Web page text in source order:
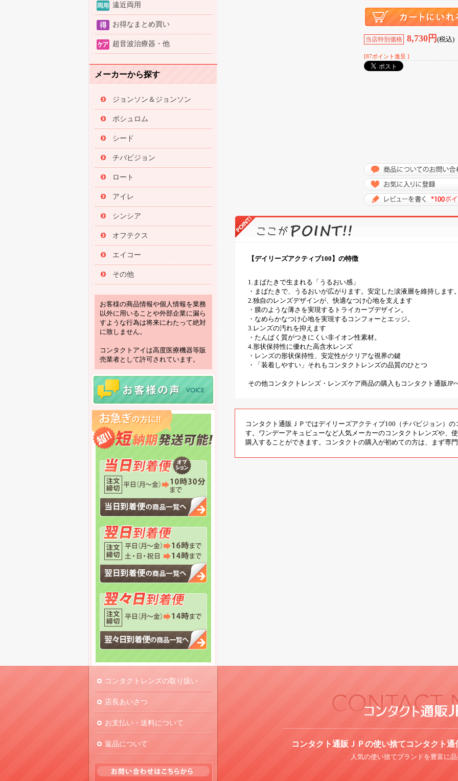
遠近両用
お得なまとめ買い
超音波治療器・他
メーカーから探す
ジョンソン＆ジョンソン
ボシュロム
シード
チバビジョン
ロート
アイレ
シンシア
オフテクス
エイコー
その他
お客様の商品情報や個人情報を業務
以外に用いることや外部企業に漏ら
すような行為は将来にわたって絶対
に致しません。
コンタクトアイは高度医療機器等販
売業者として許可されています。
当店特別価格 8,730円(税込)
[87ポイント進呈 ]
【デイリーズアクティブ100】の特徴
1.まばたきで生まれる「うるおい感」
・まばたきで、うるおいが広がります。安定した涙液層を維持します
2.独自のレンズデザインが、快適なつけ心地を支えます
・膜のような薄さを実現するトライカーブデザイン。
・なめらかなつけ心地を実現するコンフォーとエッジ。
3.レンズの汚れを抑えます
・たんぱく質がつきにくい非イオン性素材。
4.形状保持性に優れた高含水レンズ
・レンズの形状保持性、安定性がクリアな視界の鍵
・「装着しやすい」それもコンタクトレンズの品質のひとつ
その他コンタクトレンズ・レンズケア商品の購入もコンタクト通販JP
コンタクト通販ＪＰではデイリーズアクティブ100（チバビジョン）
す。ワンデーアキュビューなど人気メーカーのコンタクトレンズや、
購入することができます。コンタクトの購入が初めての方は、まず専
コンタクトレンズの取り扱い
店長あいさつ
お支払い・送料について
返品について コンタクト通販ＪＰの使い捨てコンタクト
人気の使い捨てブランドを豊富に